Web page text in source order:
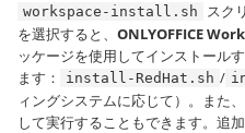
workspace-install.sh
スク
を選択すると、 ONLYOFFICE
ッケージを使用してインストール
ます：
install-RedHat.sh /
ィングシステムに応じて）。また
して実行することもできます。追